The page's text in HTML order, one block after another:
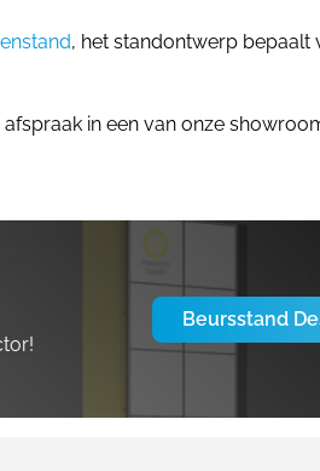
, het standontwerp bepaalt
in een van onze
Beursstand